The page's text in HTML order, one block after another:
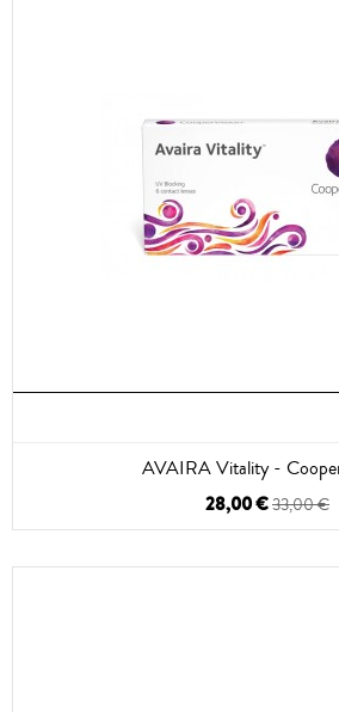
AVAIRA Vitality -
28,00 €33,00 €